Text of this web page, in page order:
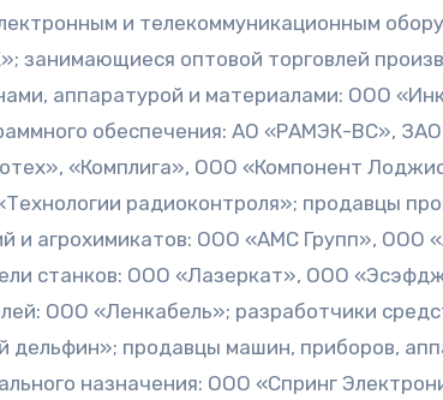
и телекоммуникационным
занимающиеся оптовой торговлей
аппаратурой и материалами: ООО
обеспечения: АО «РАМЭК-ВС»,
«Комплига», ООО «Компонент
радиоконтроля»; продавцы
и агрохимикатов: ООО «АМС Групп», ООО
станков: ООО «Лазеркат», ООО
ООО «Ленкабель»; разработчики
дельфин»; продавцы машин, приборов,
назначения: ООО «Спринг